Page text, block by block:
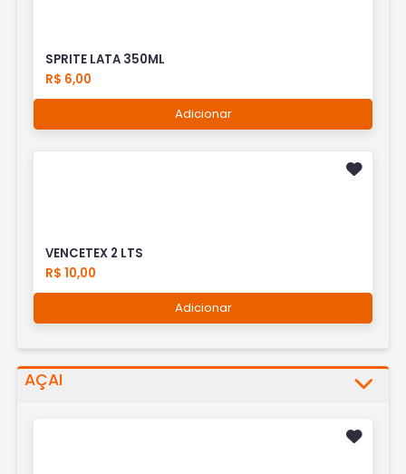
SPRITE LATA 350ML
R$ 6,00
Adicionar
VENCETEX 2 LTS
R$ 10,00
Adicionar
AÇAI